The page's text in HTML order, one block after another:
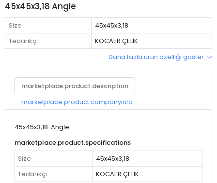
45x45x3,18 Angle
Size
45x45x3,18
Tedarikçi
KOCAER ÇELİK
Daha fazla ürün özelliği göster
marketplace.product.description
marketplace.product.companyinfo
45x45x3,18 Angle
marketplace.product.specifications
Size
45x45x3,18
Tedarikçi
KOCAER ÇELİK